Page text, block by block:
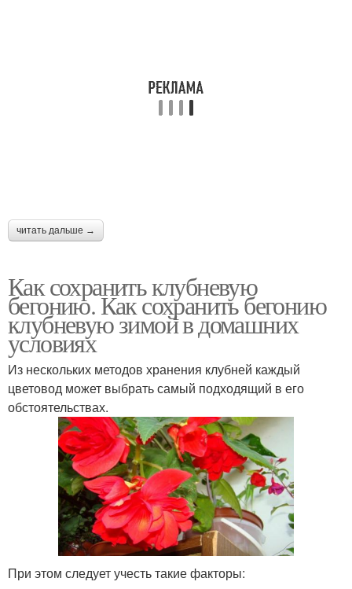
читать дальше →
Как сохранить клубневую
бегонию. Как сохранить бегонию
клубневую зимой в домашних
условиях
Из нескольких методов хранения клубней каждый
цветовод может выбрать самый подходящий в его
обстоятельствах.
При этом следует учесть такие факторы: